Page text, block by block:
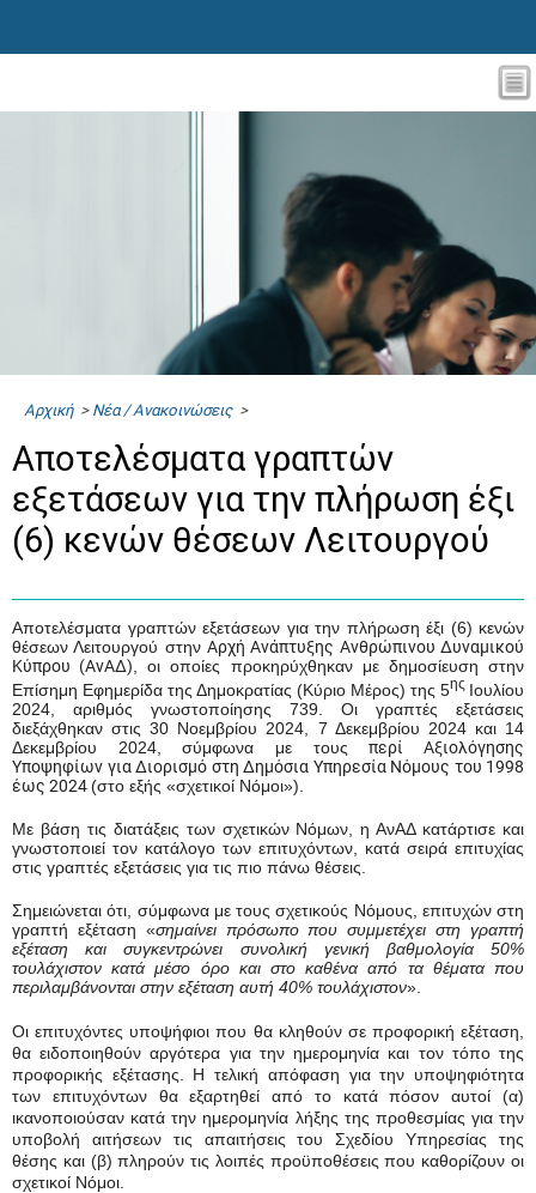
Αρχική> Νέα / Ανακοινώσεις>
Αποτελέσματα γραπτών
εξετάσεων για την πλήρωση έξι
(6) κενών θέσεων Λειτουργού
Αποτελέσματα γραπτών εξετάσεων για την πλήρωση έξι (6) κενών
θέσεων Λειτουργού στην Αρχή Ανάπτυξης Ανθρώπινου Δυναμικού
Κύπρου (ΑνΑΔ) , οι οποίες προκηρύχθηκαν με δημοσίευση στην
Επίσημη Εφημερίδα της Δημοκρατίας (Κύριο Μέρος) της 5ης Ιουλίου
2024, αριθμός γνωστοποίησης 739. Οι γραπτές εξετάσεις
διεξάχθηκαν στις 30 Νοεμβρίου 2024, 7 Δεκεμβρίου 2024 και 14
Δεκεμβρίου 2024, σύμφωνα με τουςπερί Αξιολόγησης
Υποψηφίων για Διορισμό στη Δημόσια Υπηρεσία Νόμους του 1998
έως 2024(στο εξής «σχετικοί Νόμοι»).
Με βάση τις διατάξεις των σχετικών Νόμων, η ΑνΑΔ κατάρτισε και
γνωστοποιεί τον κατάλογο των επιτυχόντων, κατά σειρά επιτυχίας
στις γραπτές εξετάσεις για τις πιο πάνω θέσεις.
Σημειώνεται ότι, σύμφωνα με τους σχετικούς Νόμους, επιτυχών στη
γραπτή εξέταση «σημαίνει πρόσωπο που συμμετέχει στη γραπτή
εξέταση και συγκεντρώνει συνολική γενική βαθμολογία 50%
τουλάχιστον κατά μέσο όρο και στο καθένα από τα θέματα που
περιλαμβάνονται στην εξέταση αυτή 40% τουλάχιστον».
Οι επιτυχόντες υποψήφιοι που θα κληθούν σε προφορική εξέταση,
θα ειδοποιηθούν αργότερα για την ημερομηνία και τον τόπο της
προφορικής εξέτασης. Η τελική απόφαση για την υποψηφιότητα
των επιτυχόντων θα εξαρτηθεί από το κατά πόσον αυτοί (α)
ικανοποιούσαν κατά την ημερομηνία λήξης της προθεσμίας για την
υποβολή αιτήσεων τις απαιτήσεις του Σχεδίου Υπηρεσίας της
θέσης και (β) πληρούν τις λοιπές προϋποθέσεις που καθορίζουν οι
σχετικοί Νόμοι.